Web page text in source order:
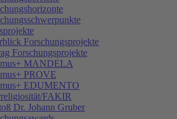
Forschungsprojekte
Forschungsprojekte
MANDELA
PROVE
EDUMENTO
FAKIR
Dr. Johann Gruber